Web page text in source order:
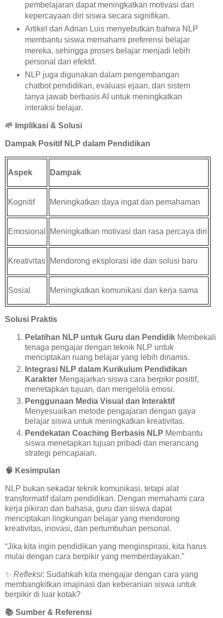
pembelajaran dapat meningkatkan motivasi dan
kepercayaan diri siswa secara signifikan.
Artikel dari Adrian Luis menyebutkan bahwa NLP
membantu siswa memahami preferensi belajar
mereka, sehingga proses belajar menjadi lebih
personal dan efektif.
NLP juga digunakan dalam pengembangan
chatbot pendidikan, evaluasi ejaan, dan sistem
tanya jawab berbasis AI untuk meningkatkan
interaksi belajar.
🌱 Implikasi & Solusi
Dampak Positif NLP dalam Pendidikan
Aspek Dampak
Kognitif Meningkatkan daya ingat dan pemahaman
Emosional Meningkatkan motivasi dan rasa percaya diri
Kreativitas Mendorong eksplorasi ide dan solusi baru
Sosial Meningkatkan komunikasi dan kerja sama
Solusi Praktis
Pelatihan NLP untuk Guru dan Pendidik Membekali
tenaga pengajar dengan teknik NLP untuk
menciptakan ruang belajar yang lebih dinamis.
Integrasi NLP dalam Kurikulum Pendidikan
Karakter Mengajarkan siswa cara berpikir positif,
menetapkan tujuan, dan mengelola emosi.
Penggunaan Media Visual dan Interaktif
Menyesuaikan metode pengajaran dengan gaya
belajar siswa untuk meningkatkan kreativitas.
Pendekatan Coaching Berbasis NLP Membantu
siswa menetapkan tujuan pribadi dan merancang
strategi pencapaian.
🧠 Kesimpulan
NLP bukan sekadar teknik komunikasi, tetapi alat
transformatif dalam pendidikan. Dengan memahami cara
kerja pikiran dan bahasa, guru dan siswa dapat
menciptakan lingkungan belajar yang mendorong
kreativitas, inovasi, dan pertumbuhan personal.
“Jika kita ingin pendidikan yang menginspirasi, kita harus
mulai dengan cara berpikir yang memberdayakan.”
✨ Refleksi: Sudahkah kita mengajar dengan cara yang
membangkitkan imajinasi dan keberanian siswa untuk
berpikir di luar kotak?
📚 Sumber & Referensi